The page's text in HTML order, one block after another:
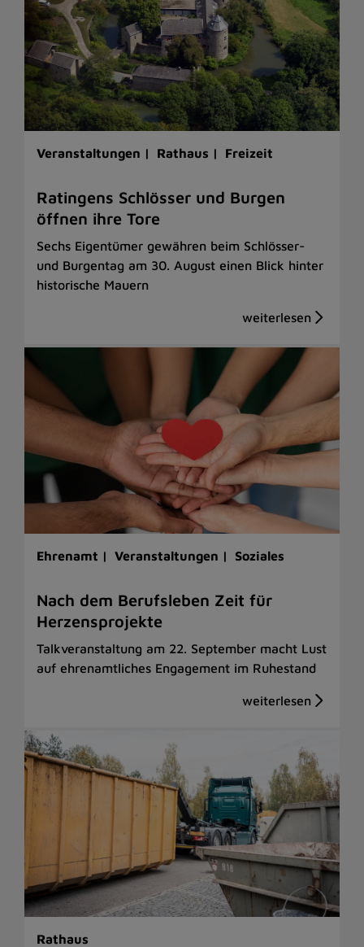
Veranstaltungen | Rathaus | Freizeit
Ratingens Schlösser und Burgen
öffnen ihre Tore
Sechs Eigentümer gewähren beim Schlösser-
und Burgentag am 30. August einen Blick hinter
historische Mauern
Ehrenamt | Veranstaltungen | Soziales
Nach dem Berufsleben Zeit für
Herzensprojekte
Talkveranstaltung am 22. September macht Lust
auf ehrenamtliches Engagement im Ruhestand
Rathaus